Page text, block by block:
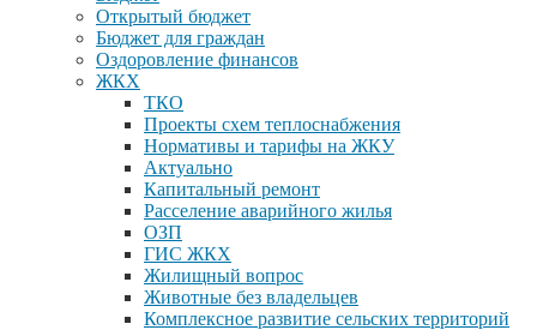
Открытый бюджет
Бюджет для граждан
Оздоровление финансов
ЖКХ
ТКО
Проекты схем теплоснабжения
Нормативы и тарифы на ЖКУ
Актуально
Капитальный ремонт
Расселение аварийного жилья
ОЗП
ГИС ЖКХ
Жилищный вопрос
Животные без владельцев
Комплексное развитие сельских территорий